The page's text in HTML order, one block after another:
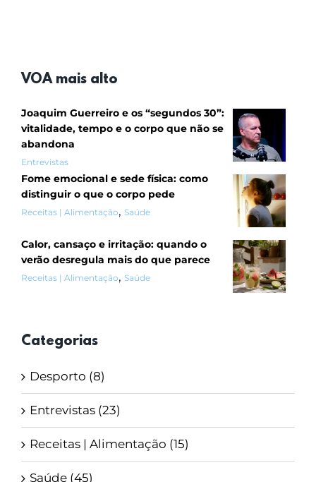
VOA mais alto
Joaquim Guerreiro e os “segundos 30”:
vitalidade, tempo e o corpo que não se
abandona
Entrevistas
Fome emocional e sede física: como
distinguir o que o corpo pede
Receitas | Alimentação, Saúde
Calor, cansaço e irritação: quando o
verão desregula mais do que parece
Receitas | Alimentação, Saúde
Categorias
Desporto (8)
Entrevistas (23)
Receitas | Alimentação (15)
Saúde (45)